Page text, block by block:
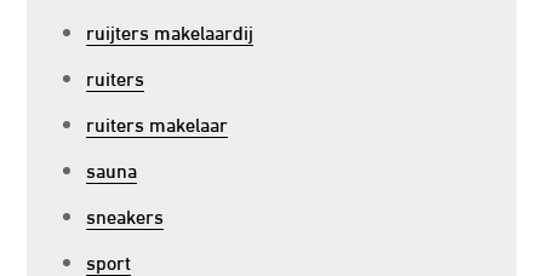
ruijters makelaardij
ruiters
ruiters makelaar
sauna
sneakers
sport